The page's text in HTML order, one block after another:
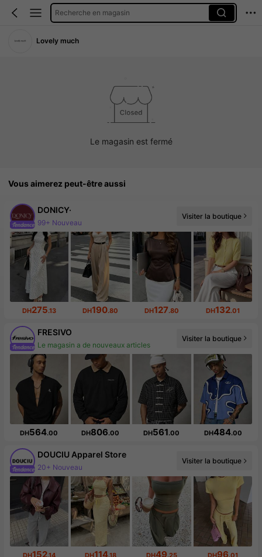
Recherche en magasin
Lovely much
Le magasin est fermé
Vous aimerez peut-être aussi
DONICY·
99+ Nouveau
Visiter la boutique
DH275.13 DH190.80 DH127.80 DH132.01
FRESIVO
Le magasin a de nouveaux articles
Visiter la boutique
DH564.00 DH806.00 DH561.00 DH484.00
DOUCIU Apparel Store
20+ Nouveau
Visiter la boutique
DH152.14 DH114.18 DH49.25 DH96.01